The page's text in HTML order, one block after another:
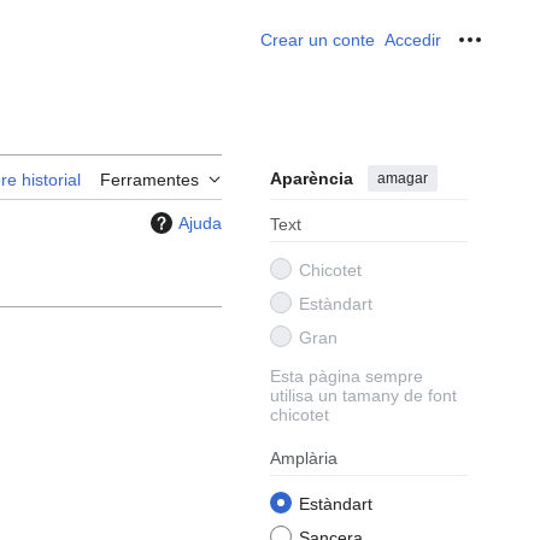
Crear un conte Accedir
historial Ferramentes Aparència amagar
Text
Chicotet
Estàndart
Gran
Esta pàgina sempre
utilisa un tamany de font
chicotet
Amplària
Estàndart
Ajuda